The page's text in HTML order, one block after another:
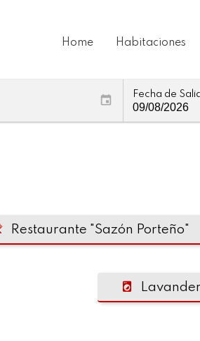
Home Habitaciones
Fecha de
Restaurante "Sazón Porteño"